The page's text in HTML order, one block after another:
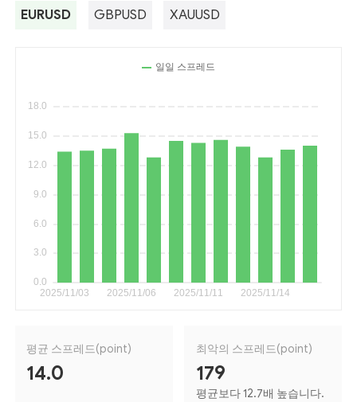
EURUSD GBPUSD XAUUSD
평균 스프레드(point)
14.0
최악의 스프레드(point)
179
평균보다 12.7배 높습니다.